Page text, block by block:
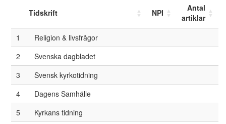
24
Social Sciences
25
Tidsskrift for islamforskning
27
Education 3-13
28
HTS Teologiese Studies/Theological Studies
29
Intercultural Education
Tidskrift NPI
Antal
artiklar
1
Religion & livsfrågor
2
Svenska dagbladet
3
Svensk kyrkotidning
4
Dagens Samhälle
5
Kyrkans tidning